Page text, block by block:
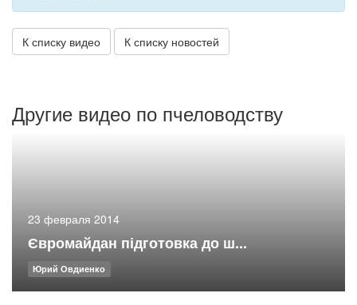
К списку видео К списку новостей
Другие видео по пчеловодству
23 февраля 2014
Євромайдан підготовка до ш...
Юрий Овдиенко